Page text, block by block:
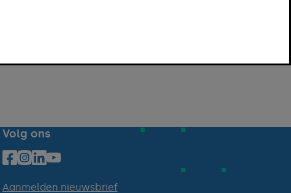
Volg ons
Aanmelden nieuwsbrief